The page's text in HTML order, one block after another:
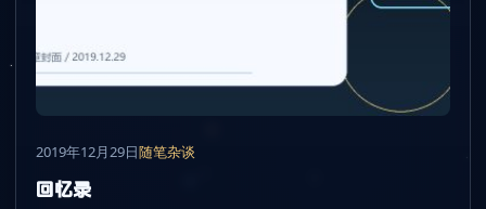
2019年12月29日随笔杂谈
回忆录